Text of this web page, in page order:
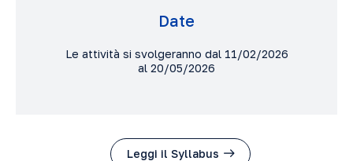
Date
Le attività si svolgeranno dal 11/02/2026
al 20/05/2026
Leggi il Syllabus